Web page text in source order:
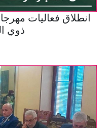
انطلاق فعاليات
ذوي